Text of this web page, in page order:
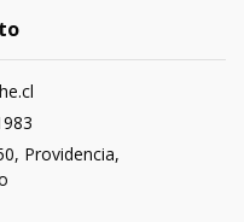
Providencia,